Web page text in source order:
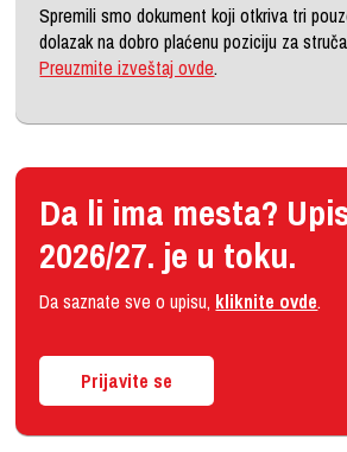
Spremili smo dokument koji otkriva tri
dolazak na dobro plaćenu poziciju za
Preuzmite izveštaj ovde.
Da li ima mesta?
2026/27. je u toku.
Da saznate sve o upisu, kliknite ovde.
Prijavite se